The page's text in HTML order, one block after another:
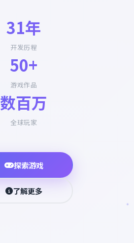
31年
开发历程
50+
游戏作品
数百万
全球玩家
探索游戏
了解更多